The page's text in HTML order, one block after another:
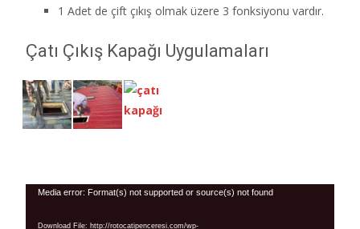
1 Adet de çift çıkış olmak üzere 3 fonksiyonu vardır.
Çatı Çıkış Kapağı Uygulamaları
Video
Media error: Format(s) not supported or source(s) not found
Download File: http://rotocatipenceresi.com/wp-